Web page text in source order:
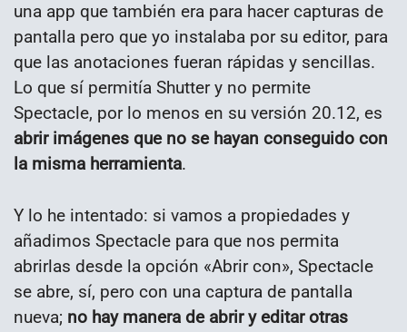
una app que también era para hacer capturas de
pantalla pero que yo instalaba por su editor, para
que las anotaciones fueran rápidas y sencillas.
Lo que sí permitía Shutter y no permite
Spectacle, por lo menos en su versión 20.12, es
abrir imágenes que no se hayan conseguido con
la misma herramienta.
Y lo he intentado: si vamos a propiedades y
añadimos Spectacle para que nos permita
abrirlas desde la opción «Abrir con», Spectacle
se abre, sí, pero con una captura de pantalla
nueva; no hay manera de abrir y editar otras